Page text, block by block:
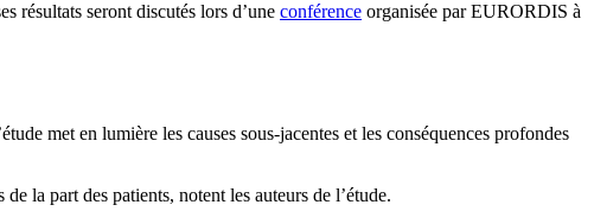
résultats seront discutés lors d’une conférence organisée par EURORDIS à
met en lumière les causes sous-jacentes et les conséquences profondes
la part des patients, notent les auteurs de l’étude.